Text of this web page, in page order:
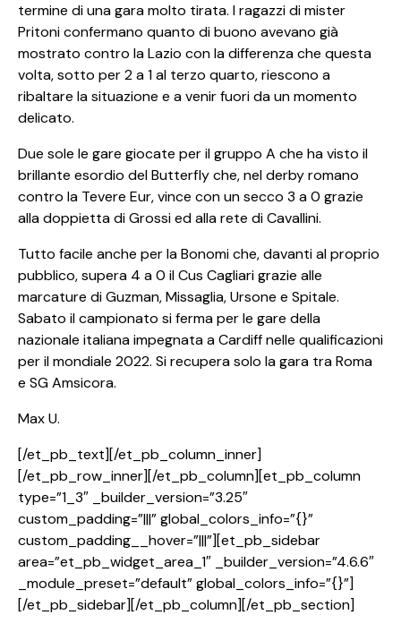
termine di una gara molto tirata. I ragazzi di mister
Pritoni confermano quanto di buono avevano già
mostrato contro la Lazio con la differenza che questa
volta, sotto per 2 a 1 al terzo quarto, riescono a
ribaltare la situazione e a venir fuori da un momento
delicato.
Due sole le gare giocate per il gruppo A che ha visto il
brillante esordio del Butterfly che, nel derby romano
contro la Tevere Eur, vince con un secco 3 a 0 grazie
alla doppietta di Grossi ed alla rete di Cavallini.
Tutto facile anche per la Bonomi che, davanti al proprio
pubblico, supera 4 a 0 il Cus Cagliari grazie alle
marcature di Guzman, Missaglia, Ursone e Spitale.
Sabato il campionato si ferma per le gare della
nazionale italiana impegnata a Cardiff nelle qualificazioni
per il mondiale 2022. Si recupera solo la gara tra Roma
e SG Amsicora.
Max U.
[/et_pb_text][/et_pb_column_inner]
[/et_pb_row_inner][/et_pb_column][et_pb_column
type=”1_3″ _builder_version=”3.25″
custom_padding=”|||” global_colors_info=”{}”
custom_padding__hover=”|||”][et_pb_sidebar
area=”et_pb_widget_area_1″ _builder_version=”4.6.6″
_module_preset=”default” global_colors_info=”{}”]
[/et_pb_sidebar][/et_pb_column][/et_pb_section]